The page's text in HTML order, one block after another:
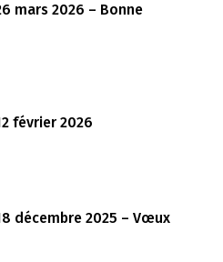
mars 2026 – Bonne
février 2026
décembre 2025 – Vœux